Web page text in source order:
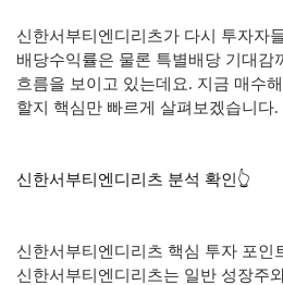
신한서부티엔디리츠가 다시 투자자
배당수익률은 물론 특별배당 기대감
흐름을 보이고 있는데요. 지금 매수
할지 핵심만 빠르게 살펴보겠습니다.
신한서부티엔디리츠 분석 확인👆
신한서부티엔디리츠 핵심 투자 포인
신한서부티엔디리츠는 일반 성장주